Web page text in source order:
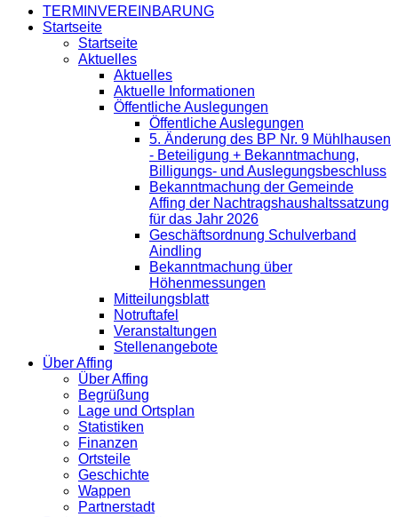
TERMINVEREINBARUNG
Startseite
Startseite
Aktuelles
Aktuelles
Aktuelle Informationen
Öffentliche Auslegungen
Öffentliche Auslegungen
5. Änderung des BP Nr. 9 Mühlhausen
- Beteiligung + Bekanntmachung,
Billigungs- und Auslegungsbeschluss
Bekanntmachung der Gemeinde
Affing der Nachtragshaushaltssatzung
für das Jahr 2026
Geschäftsordnung Schulverband
Aindling
Bekanntmachung über
Höhenmessungen
Mitteilungsblatt
Notruftafel
Veranstaltungen
Stellenangebote
Über Affing
Über Affing
Begrüßung
Lage und Ortsplan
Statistiken
Finanzen
Ortsteile
Geschichte
Wappen
Partnerstadt